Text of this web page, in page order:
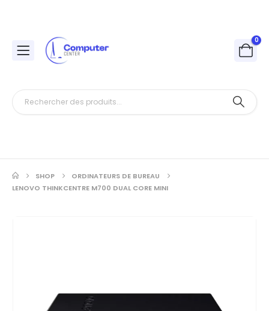
0
SHOP
ORDINATEURS DE BUREAU
LENOVO THINKCENTRE M700 DUAL CORE MINI